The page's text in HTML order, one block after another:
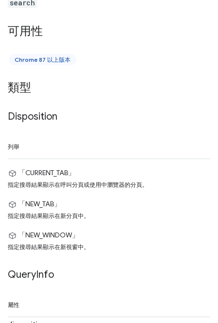
search
可用性
Chrome 87 以上版本
類型
Disposition
列舉
「CURRENT_TAB」
指定搜尋結果顯示在呼叫分頁或使用中瀏覽器的分頁。
「NEW_TAB」
指定搜尋結果顯示在新分頁中。
「NEW_WINDOW」
指定搜尋結果顯示在新視窗中。
QueryInfo
屬性